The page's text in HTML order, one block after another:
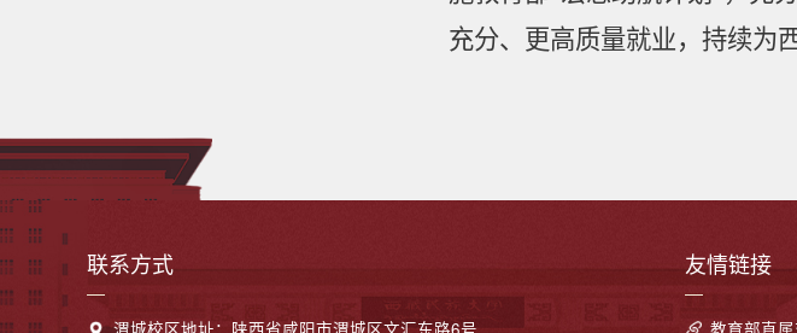
充分、更高质量就业，持续为
联系方式 友情链接